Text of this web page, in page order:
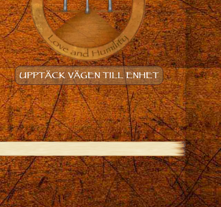
UPPTÄCK VÄGEN TILL ENHET